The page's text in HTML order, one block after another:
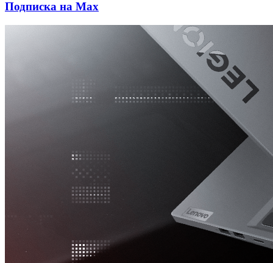
Подписка на Max